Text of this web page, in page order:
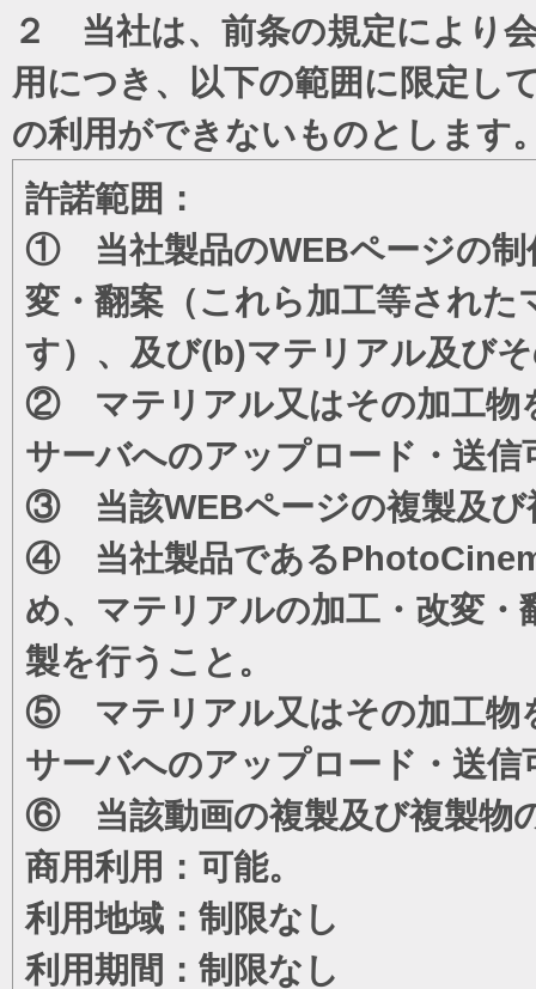
２ 当社は、前条の規定により
用につき、以下の範囲に限定し
の利用ができないものとします
許諾範囲：
① 当社製品のWEBページの制
変・翻案（これら加工等され
す）、及び(b)マテリアル及び
② マテリアル又はその加工物
サーバへのアップロード・送信
③ 当該WEBページの複製及び
④ 当社製品である
め、マテリアルの加工・改変
製を行うこと。
⑤ マテリアル又はその加工物
サーバへのアップロード・送信
⑥ 当該動画の複製及び複製物
商用利用：可能。
利用地域：制限なし
利用期間：制限なし